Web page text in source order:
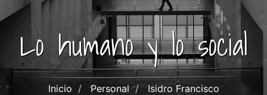
Lo humano y lo social
Inicio Personal Isidro Francisco